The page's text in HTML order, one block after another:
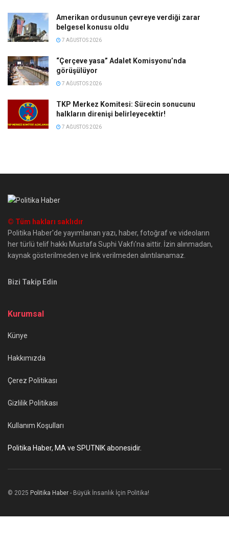
Amerikan ordusunun çevreye verdiği zarar
belgesel konusu oldu
7 AĞUSTOS 2026
“Çerçeve yasa” Adalet Komisyonu’nda
görüşülüyor
7 AĞUSTOS 2026
TKP Merkez Komitesi: Sürecin sonucunu
halkların direnişi belirleyecektir!
7 AĞUSTOS 2026
© Tüm hakları saklıdır
Politika Haber'de yayımlanan yazı, haber, fotoğraf ve videoların
her türlü telif hakkı Mustafa Suphi Vakfı'na aittir. İzin alınmadan,
kaynak gösterilmeden ve link verilmeden alıntılanamaz.
Bizi Takip Edin
Kurumsal
Künye
Hakkımızda
Çerez Politikası
Gizlilik Politikası
Kullanım Koşulları
Politika Haber, MA ve SPUTNIK abonesidir.
© 2025 Politika Haber - Büyük İnsanlık İçin Politika!